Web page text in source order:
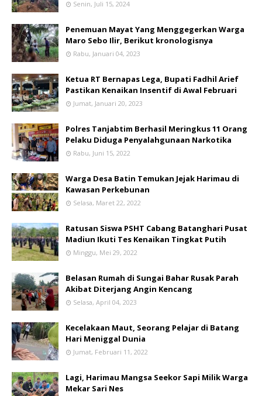
Senin, Juli 15, 2024
Penemuan Mayat Yang Menggegerkan Warga
Maro Sebo Ilir, Berikut kronologisnya
Rabu, Januari 04, 2023
Ketua RT Bernapas Lega, Bupati Fadhil Arief
Pastikan Kenaikan Insentif di Awal Februari
Jumat, Januari 20, 2023
Polres Tanjabtim Berhasil Meringkus 11 Orang
Pelaku Diduga Penyalahgunaan Narkotika
Rabu, Juni 15, 2022
Warga Desa Batin Temukan Jejak Harimau di
Kawasan Perkebunan
Selasa, Maret 22, 2022
Ratusan Siswa PSHT Cabang Batanghari Pusat
Madiun Ikuti Tes Kenaikan Tingkat Putih
Minggu, Mei 29, 2022
Belasan Rumah di Sungai Bahar Rusak Parah
Akibat Diterjang Angin Kencang
Selasa, April 04, 2023
Kecelakaan Maut, Seorang Pelajar di Batang
Hari Meniggal Dunia
Jumat, Februari 11, 2022
Lagi, Harimau Mangsa Seekor Sapi Milik Warga
Mekar Sari Nes